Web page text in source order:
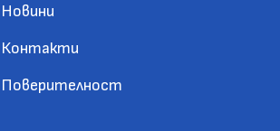
Новини
Контакти
Поверителност